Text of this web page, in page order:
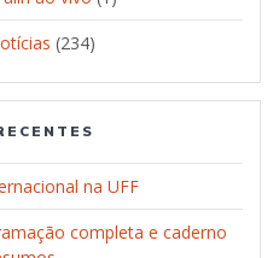
(234)
na UFF
completa e caderno